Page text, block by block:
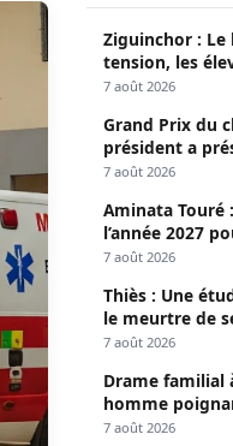
Ziguinchor :
tension, les
à la Senelec
7 août 2026
Grand Prix du
président a présenté ces ambitions sous le
thème du fair-
7 août 2026
Aminata Touré
l’année 2027
légalité» les
7 août 2026
Thiès : Une
le meurtre de
7 août 2026
Drame familial
homme
aîné
7 août 2026